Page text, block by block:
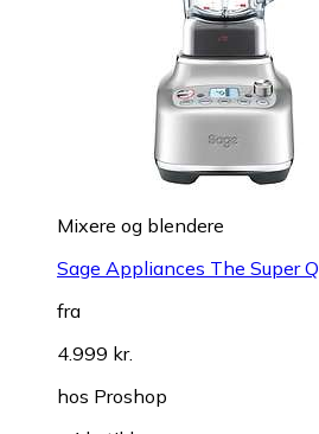
Mixere og blendere
Sage Appliances The Super Q
fra
4.999 kr.
hos Proshop